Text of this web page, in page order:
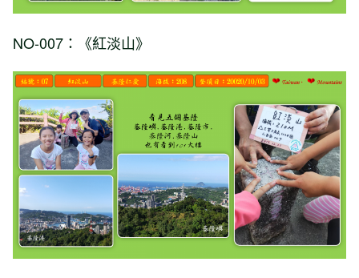
NO-007：《紅淡山》